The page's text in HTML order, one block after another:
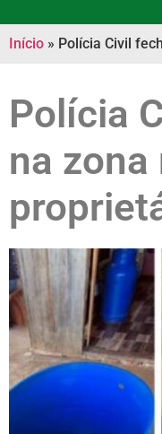
Início » Polícia Civil
Polícia
na zona